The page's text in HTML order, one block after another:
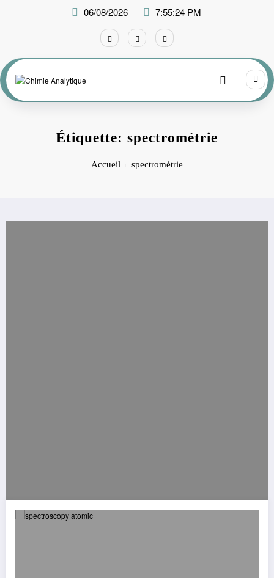
06/08/2026 7:55:24 PM
Étiquette: spectrométrie
Accueil spectrométrie